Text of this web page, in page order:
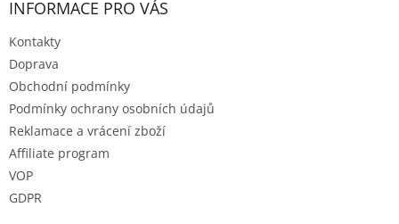
INFORMACE PRO VÁS
Kontakty
Doprava
Obchodní podmínky
Podmínky ochrany osobních údajů
Reklamace a vrácení zboží
Affiliate program
VOP
GDPR